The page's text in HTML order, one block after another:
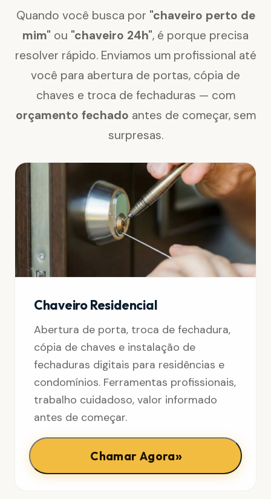
Quando você busca por "chaveiro perto de
mim" ou "chaveiro 24h", é porque precisa
resolver rápido. Enviamos um profissional até
você para abertura de portas, cópia de
chaves e troca de fechaduras — com
orçamento fechado antes de começar, sem
surpresas.
Chaveiro Residencial
Abertura de porta, troca de fechadura,
cópia de chaves e instalação de
fechaduras digitais para residências e
condomínios. Ferramentas profissionais,
trabalho cuidadoso, valor informado
antes de começar.
Chamar Agora»